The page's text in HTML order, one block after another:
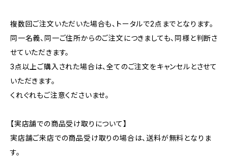
複数回ご注文いただいた場合も、トータルで2点までとなります。
同一名義、同一ご住所からのご注文につきましても、同様と判断さ
せていただきます。
3点以上ご購入された場合は、全てのご注文をキャンセルとさせて
いただきます。
くれぐれもご注意くださいませ。
【実店舗での商品受け取りについて】
実店舗ご来店での商品受け取りの場合は、送料が無料となりま
す。